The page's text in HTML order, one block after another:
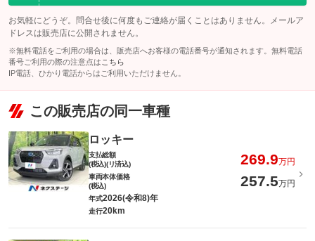
お気軽にどうぞ。問合せ後に何度もご連絡が届くことはありません。メールア
ドレスは販売店に公開されません。
※無料電話をご利用の場合は、販売店へお客様の電話番号が通知されます。無料電話
番号ご利用の際の注意点は こちら
IP電話、ひかり電話からはご利用いただけません。
この販売店の同一車種
ロッキー
支払総額
(税込)(リ済込)
269.9万円
車両本体価格
(税込)
257.5万円
年式2026(令和8)年
走行20km